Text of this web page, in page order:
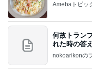
Amebaトピッ
何故トラン
れた時の答え
nokoarikonの